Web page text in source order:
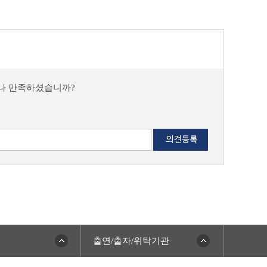
만족하셨습니까?
출연/출자/위탁기관